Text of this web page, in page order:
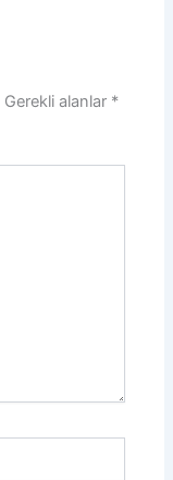
Gerekli alanlar *